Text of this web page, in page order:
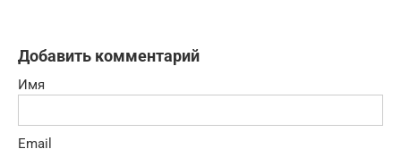
Добавить комментарий
Имя
Email